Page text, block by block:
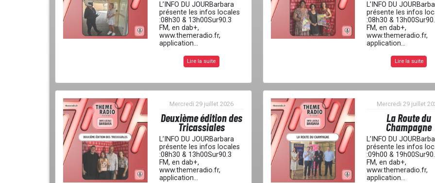
L’INFO DU JOURBarbara
présente les infos locales
:08h30 & 13h00Sur90.3
FM, en dab+,
www.themeradio.fr,
application...
Lire la suite
L’INFO DU
présente les infos
:08h30 &
FM, en dab+,
www.themeradio.fr,
application...
Lire la suite
Mercredi 29 juillet 2026
Deuxième édition des
Tricassiales
L’INFO DU JOURBarbara
présente les infos locales
:08h30 & 13h00Sur90.3
FM, en dab+,
www.themeradio.fr,
application...
Mercredi 29 juillet
La Route du
Champagne
L’INFO DU
présente les infos
:09h00 &
FM, en dab+,
www.themeradio.fr,
application...